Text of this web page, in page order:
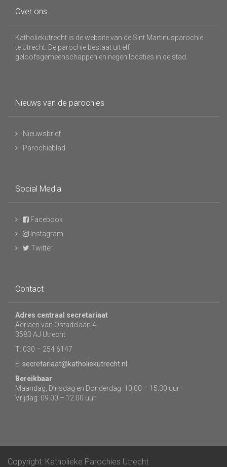
Over ons
Katholiekutrecht is de website van de Sint Martinusparochie
te Utrecht. De parochie bestaat uit elf
geloofsgemeenschappen en negen locaties in de stad.
Nieuws van de parochies
Nieuwsbrief
Parochieblad
Social Media
Facebook
Instagram
Twitter
Contact
Adres centraal secretariaat
Adriaen van Ostadelaan 4
3583 AJ Utrecht
T: 030 – 254 6147
E: secretariaat@katholiekutrecht.nl
Bereikbaar
Maandag, Dinsdag en Donderdag: 10.00 – 15.30 uur
Vrijdag: 09.00 – 12.00 uur
Copyright: Katholieke Parochies Utrecht